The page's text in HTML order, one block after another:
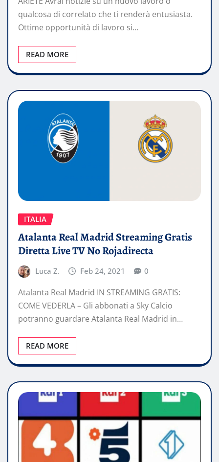
qualcosa di correlato che ti renderà entusiasta.
Ottime opportunità di lavoro si…
READ MORE
ITALIA
Atalanta Real Madrid Streaming Gratis
Diretta Live TV No Rojadirecta
Luca Z. Feb 24, 2021 0
Atalanta Real Madrid IN STREAMING GRATIS:
COME VEDERLA – Gli abbonati a Sky Calcio
potranno guardare Atalanta Real Madrid in…
READ MORE